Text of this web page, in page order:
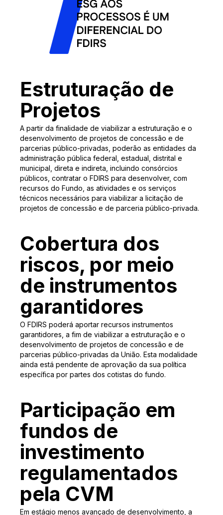
Estruturação de
Projetos
A partir da finalidade de viabilizar a estruturação e o
desenvolvimento de projetos de concessão e de
parcerias público-privadas, poderão as entidades da
administração pública federal, estadual, distrital e
municipal, direta e indireta, incluindo consórcios
públicos, contratar o FDIRS para desenvolver, com
recursos do Fundo, as atividades e os serviços
técnicos necessários para viabilizar a licitação de
projetos de concessão e de parceria público-privada.
Cobertura dos
riscos, por meio
de instrumentos
garantidores
O FDIRS poderá aportar recursos instrumentos
garantidores, a fim de viabilizar a estruturação e o
desenvolvimento de projetos de concessão e de
parcerias público-privadas da União. Esta modalidade
ainda está pendente de aprovação da sua política
específica por partes dos cotistas do fundo.
Participação em
fundos de
investimento
regulamentados
pela CVM
Em estágio menos avançado de desenvolvimento, a